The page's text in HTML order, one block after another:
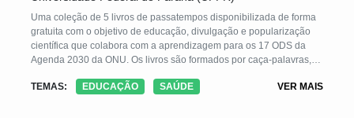
Uma coleção de 5 livros de passatempos disponibilizada de forma
gratuita com o objetivo de educação, divulgação e popularização
científica que colabora com a aprendizagem para os 17 ODS da
Agenda 2030 da ONU. Os livros são formados por caça-palavras,
informações sobre o protagonismo de mulheres cientistas,
TEMAS: EDUCAÇÃO SAÚDE VER MAIS